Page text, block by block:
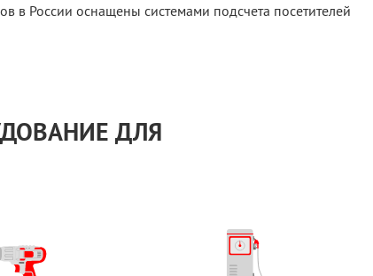
в России оснащены системами подсчета посетителей
ДЛЯ